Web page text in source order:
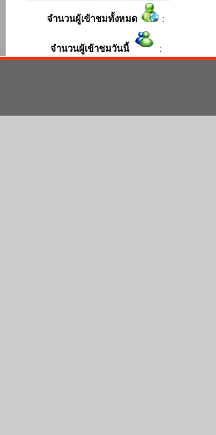
จำนวนผู้เข้าชมทั้งหมด :
จำนวนผู้เข้าชมวันนี้ :